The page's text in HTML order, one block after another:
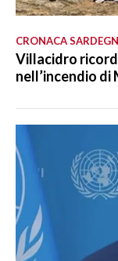
CRONACA
Villacidro
nell’incendio